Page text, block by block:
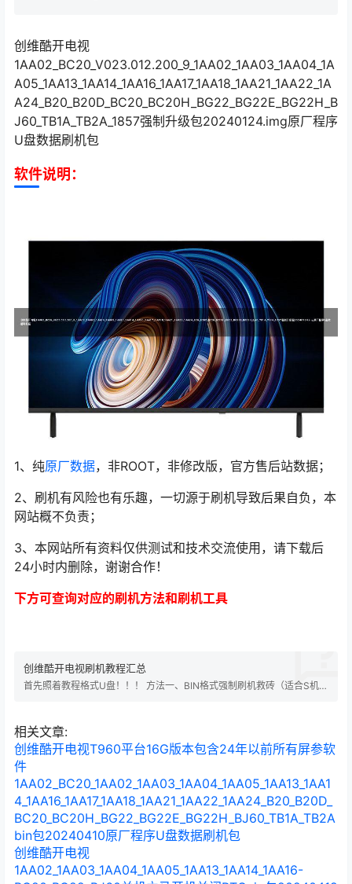
创维酷开电视
1AA02_BC20_V023.012.200_9_1AA02_1AA03_1AA04_1A
A05_1AA13_1AA14_1AA16_1AA17_1AA18_1AA21_1AA22_1A
A24_B20_B20D_BC20_BC20H_BG22_BG22E_BG22H_B
J60_TB1A_TB2A_1857强制升级包20240124.img原厂程序
U盘数据刷机包
软件说明：
1、纯原厂数据，非ROOT，非修改版，官方售后站数据；
2、刷机有风险也有乐趣，一切源于刷机导致后果自负，本
网站概不负责；
3、本网站所有资料仅供测试和技术交流使用，请下载后
24小时内删除，谢谢合作！
下方可查询对应的刷机方法和刷机工具
创维酷开电视刷机教程汇总
首先照着教程格式U盘！！！ 方法一、BIN格式强制刷机救砖（适合S机
“MstarUpgrade.bin”拷贝到U盘的根目录下。 ②、在关机状态下，首先
按住电视机键…
相关文章:
创维酷开电视T960平台16G版本包含24年以前所有屏参软
件
1AA02_BC20_1AA02_1AA03_1AA04_1AA05_1AA13_1AA1
4_1AA16_1AA17_1AA18_1AA21_1AA22_1AA24_B20_B20D_
BC20_BC20H_BG22_BG22E_BG22H_BJ60_TB1A_TB2A
bin包20240410原厂程序U盘数据刷机包
创维酷开电视
1AA02_1AA03_1AA04_1AA05_1AA13_1AA14_1AA16-